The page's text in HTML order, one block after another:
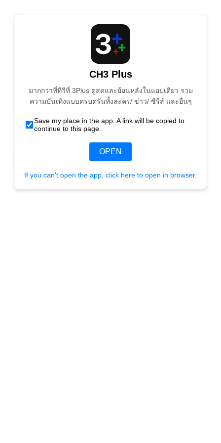
CH3 Plus
มากกว่าที่ทีวีที่ 3Plus ดูสดและย้อนหลังในแอปเดียว รวม
ความบันเทิงแบบครบครันทั้งละคร/ ข่าว/ ซีรีส์ และอื่นๆ
Save my place in the app. A link will be copied to
continue to this page.
OPEN
If you can't open the app, click here to open in browser.